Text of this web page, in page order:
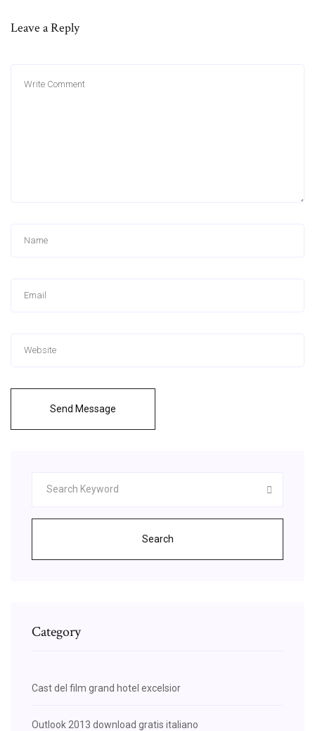
Leave a Reply
Send Message
Search
Category
Cast del film grand hotel excelsior
Outlook 2013 download gratis italiano